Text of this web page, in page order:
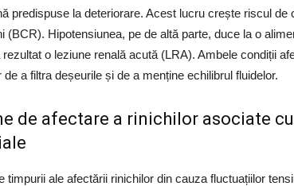
predispuse la deteriorare. Acest lucru crește riscul
(BCR). Hipotensiunea, pe de altă parte, duce la o
o leziune renală acută (LRA). Ambele condiții
de a filtra deșeurile și de a menține echilibrul fluidelor.
de afectare a rinichilor asociate
timpurii ale afectării rinichilor din cauza fluctuațiilor